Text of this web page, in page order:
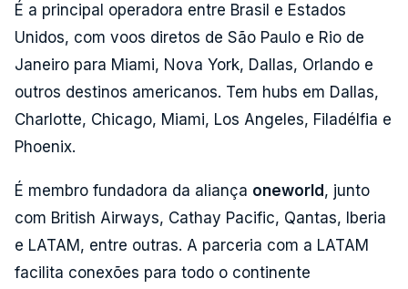
É a principal operadora entre Brasil e Estados
Unidos, com voos diretos de São Paulo e Rio de
Janeiro para Miami, Nova York, Dallas, Orlando e
outros destinos americanos. Tem hubs em Dallas,
Charlotte, Chicago, Miami, Los Angeles, Filadélfia e
Phoenix.
É membro fundadora da aliança oneworld , junto
com British Airways, Cathay Pacific, Qantas, Iberia
e LATAM, entre outras. A parceria com a LATAM
facilita conexões para todo o continente